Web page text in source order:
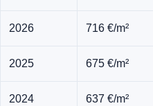
2026 716 €/m²
2025 675 €/m²
2024 637 €/m²